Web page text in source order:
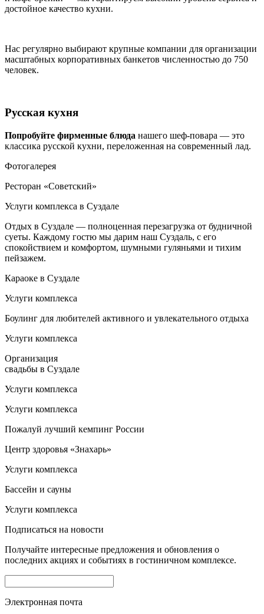
достойное качество кухни.
Нас регулярно выбирают крупные компании для организации
масштабных корпоративных банкетов численностью до 750
человек.
Русская кухня
Попробуйте фирменные блюда нашего шеф-повара — это
классика русской кухни, переложенная на современный лад.
Фотогалерея
Ресторан «Советский»
Услуги комплекса в Суздале
Отдых в Суздале — полноценная перезагрузка от будничной
суеты. Каждому гостю мы дарим наш Суздаль, с его
спокойствием и комфортом, шумными гуляньями и тихим
пейзажем.
Караоке в Суздале
Услуги комплекса
Боулинг для любителей активного и увлекательного отдыха
Услуги комплекса
Организация
свадьбы в Суздале
Услуги комплекса
Услуги комплекса
Пожалуй лучший кемпинг России
Центр здоровья «Знахарь»
Услуги комплекса
Бассейн и сауны
Услуги комплекса
Подписаться на новости
Получайте интересные предложения и обновления о
последних акциях и событиях в гостиничном комплексе.
Электронная почта